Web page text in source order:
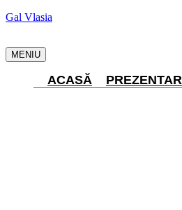
Gal Vlasia
MENIU
ACASĂ